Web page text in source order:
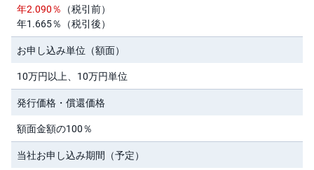
外
貨
建
M
M
F
W
取
引
所
C
F
D(
く
り
年2.090％ （税引前）
年1.665％（税引後）
お申し込み単位（額面）
10万円以上、10万円単位
発行価格・償還価格
額面金額の100％
当社お申し込み期間（予定）